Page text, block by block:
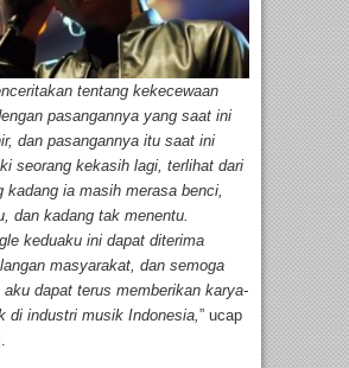
tentang kekecewaan
pasangannya yang saat ini
dan pasangannya itu saat ini
seorang kekasih lagi, terlihat dari
kadang ia masih merasa benci,
dan kadang tak menentu.
keduaku ini dapat diterima
masyarakat, dan semoga
aku dapat terus memberikan karya-
di industri musik Indonesia,” ucap